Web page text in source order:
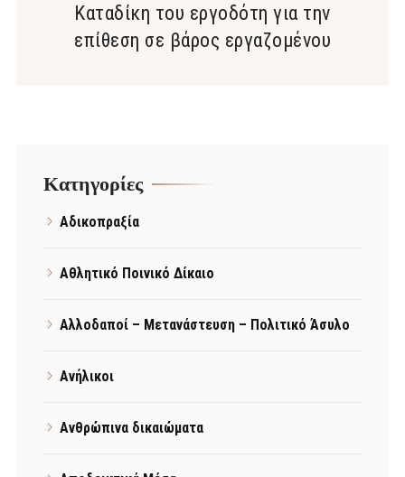
Καταδίκη του εργοδότη για την
επίθεση σε βάρος εργαζομένου
Kατηγορίες
Αδικοπραξία
Αθλητικό Ποινικό Δίκαιο
Αλλοδαποί – Μετανάστευση – Πολιτικό Άσυλο
Ανήλικοι
Ανθρώπινα δικαιώματα